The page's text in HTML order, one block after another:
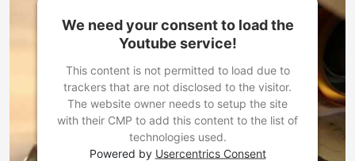
We need your consent to load the
Youtube service!
This content is not permitted to load due to
trackers that are not disclosed to the visitor.
The website owner needs to setup the site
with their CMP to add this content to the list of
technologies used.
Powered by Usercentrics Consent